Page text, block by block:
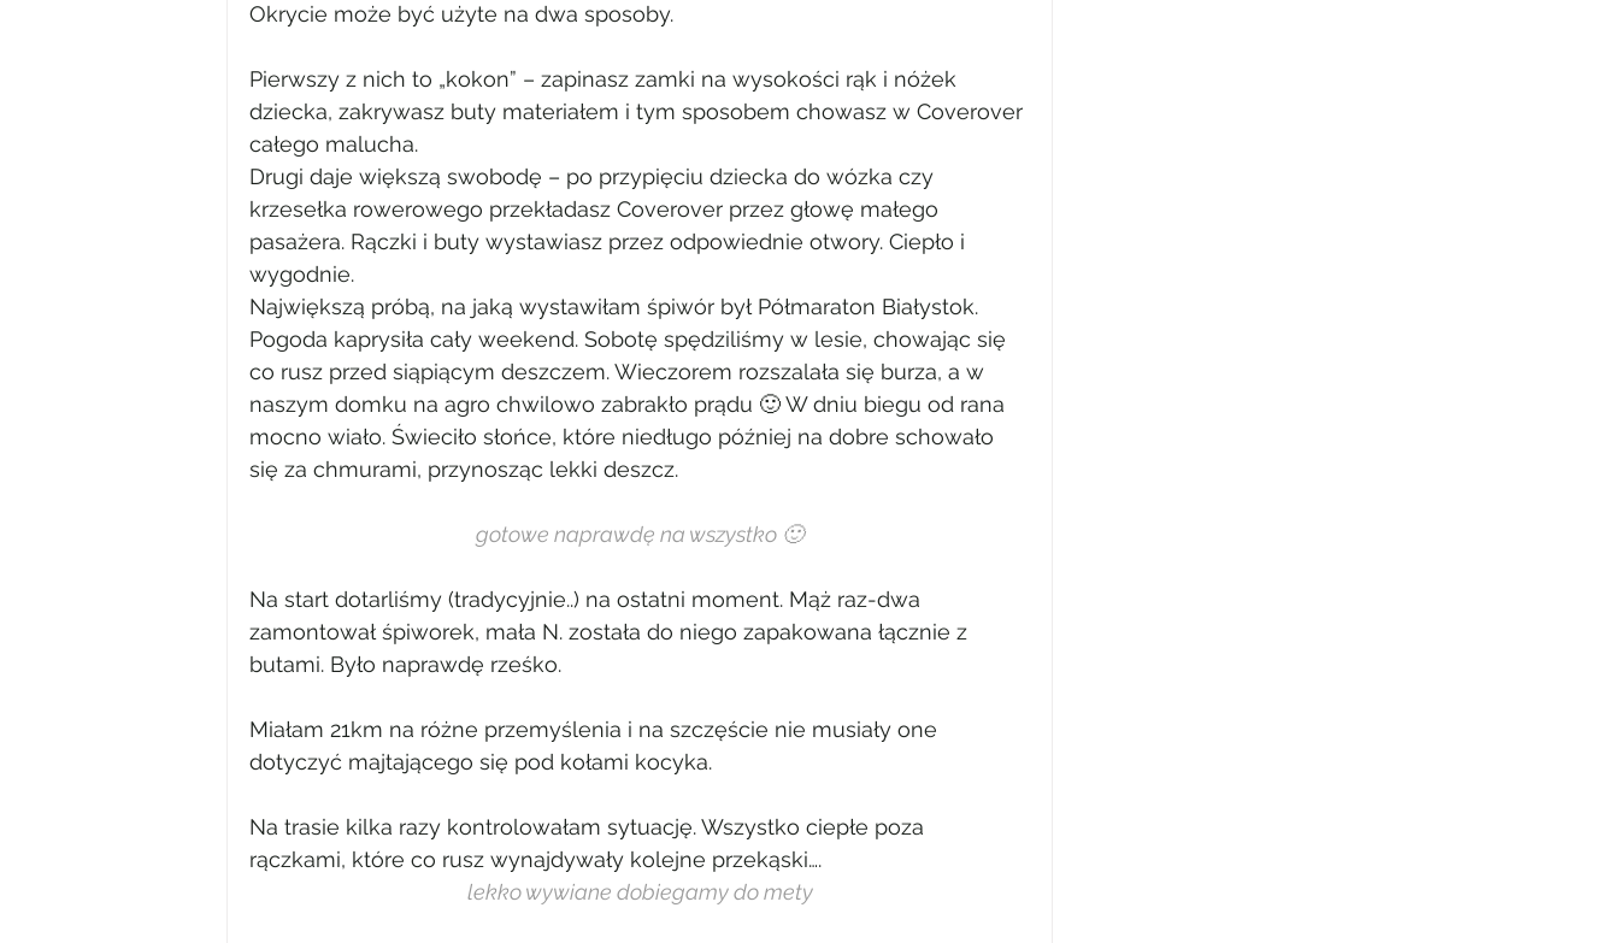
Okrycie może być użyte na dwa sposoby.
Pierwszy z nich to „kokon” – zapinasz zamki na wysokości rąk i nóżek
dziecka, zakrywasz buty materiałem i tym sposobem chowasz w Coverover
całego malucha.
Drugi daje większą swobodę – po przypięciu dziecka do wózka czy
krzesełka rowerowego przekładasz Coverover przez głowę małego
pasażera. Rączki i buty wystawiasz przez odpowiednie otwory. Ciepło i
wygodnie.
Największą próbą, na jaką wystawiłam śpiwór był Półmaraton Białystok.
Pogoda kaprysiła cały weekend. Sobotę spędziliśmy w lesie, chowając się
co rusz przed siąpiącym deszczem. Wieczorem rozszalała się burza, a w
naszym domku na agro chwilowo zabrakło prądu 🙂 W dniu biegu od rana
mocno wiało. Świeciło słońce, które niedługo później na dobre schowało
się za chmurami, przynosząc lekki deszcz.
gotowe naprawdę na wszystko 🙂
Na start dotarliśmy (tradycyjnie..) na ostatni moment. Mąż raz-dwa
zamontował śpiworek, mała N. została do niego zapakowana łącznie z
butami. Było naprawdę rześko.
Miałam 21km na różne przemyślenia i na szczęście nie musiały one
dotyczyć majtającego się pod kołami kocyka.
Na trasie kilka razy kontrolowałam sytuację. Wszystko ciepłe poza
rączkami, które co rusz wynajdywały kolejne przekąski….
lekko wywiane dobiegamy do mety